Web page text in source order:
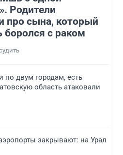
Родители
про сына, который
с раком
по двум городам, есть
область атаковали
закрывают: на Урал